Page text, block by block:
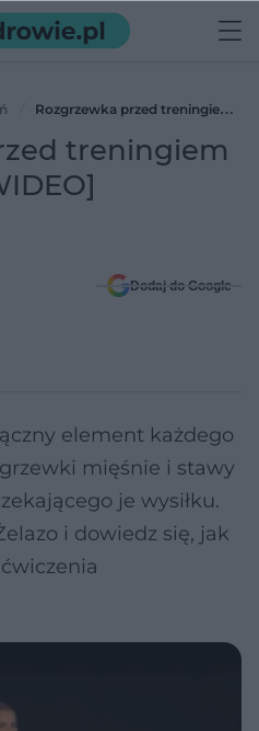
Rozgrzewka przed treningiem z
treningiem
Dodaj do Google
element każdego
mięśnie i stawy
je wysiłku.
i dowiedz się, jak